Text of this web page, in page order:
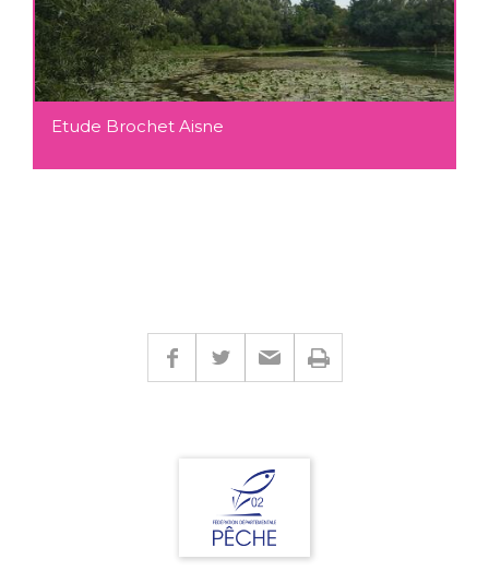
Etude Brochet Aisne